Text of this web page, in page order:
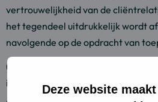
Deze website
vertrouwelijkheid van de
het tegendeel uitdrukkelijk wordt
navolgende op de opdracht van
(i) De opdrachtgever verleent
in verband met de opdracht binnen
Advocaten Coöperatief U.A.